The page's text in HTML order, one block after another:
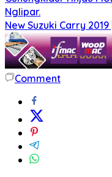
Nglipar.
New Suzuki Carry
Comment